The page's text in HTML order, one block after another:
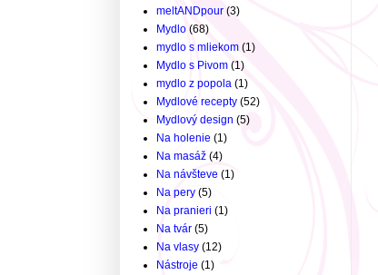
meltANDpour (3)
Mydlo (68)
mydlo s mliekom (1)
Mydlo s Pivom (1)
mydlo z popola (1)
Mydlové recepty (52)
Mydlový design (5)
Na holenie (1)
Na masáž (4)
Na návšteve (1)
Na pery (5)
Na pranieri (1)
Na tvár (5)
Na vlasy (12)
Nástroje (1)